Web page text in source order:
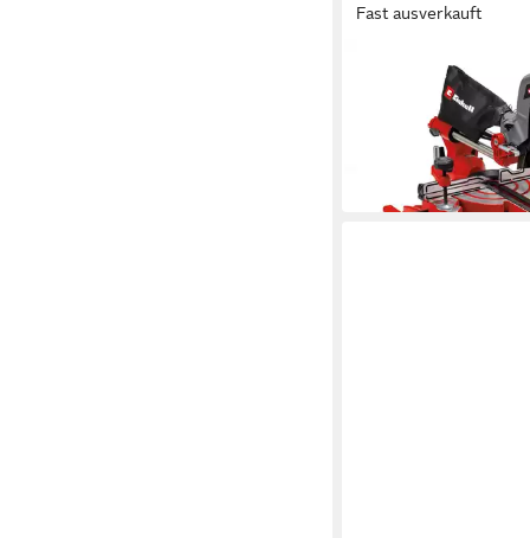
Fast ausverkauft
Zug-, Kapp- und
UVP179,95 €
in 3-4 Werktagen bei dir